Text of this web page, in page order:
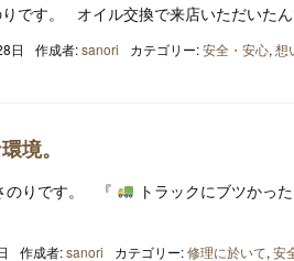
です。 オイル交換で来店いただいたん
日 作成者:sanori カテゴリー:安全・安心, 想
境。
のりです。 『 トラックにブツかった
作成者:sanori カテゴリー:修理に於いて, 安